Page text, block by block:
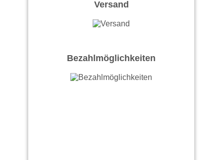
Versand
Bezahlmöglichkeiten